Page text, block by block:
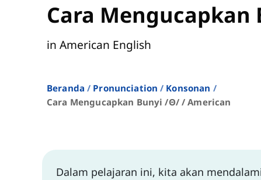
Cara Mengucapkan
in American English
Beranda Pronunciation
Konsonan
Cara Mengucapkan Bunyi /θ/ / American
Dalam pelajaran ini, kita akan